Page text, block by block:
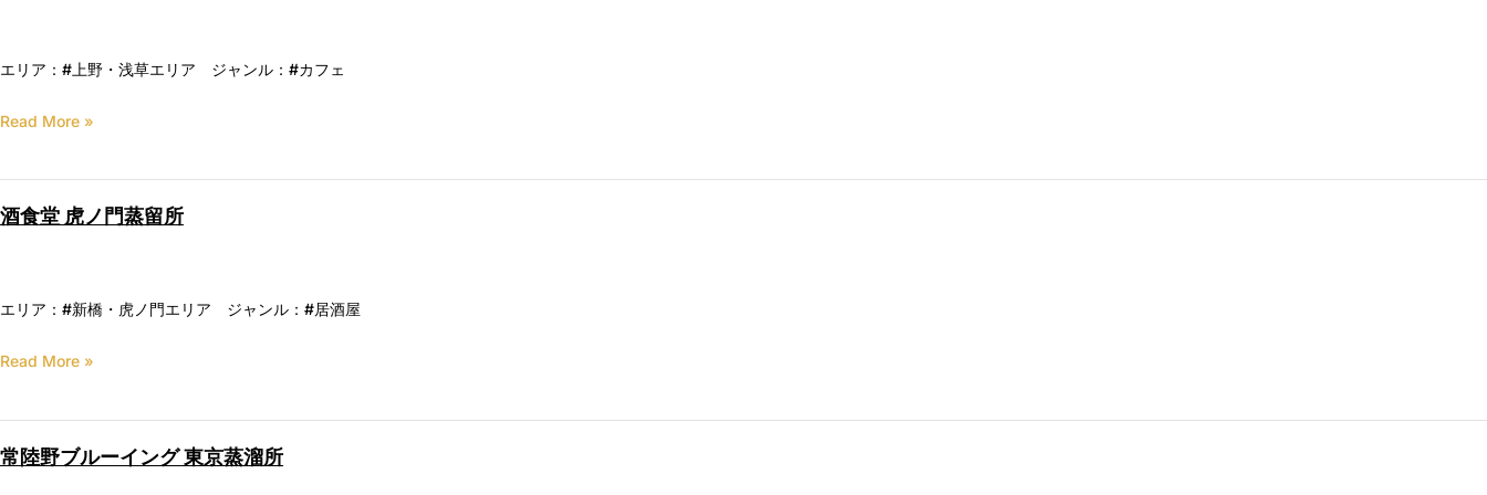
エリア：#上野・浅草エリア ジャンル：#カフェ
Read More »
酒食堂 虎ノ門蒸留所
エリア：#新橋・虎ノ門エリア ジャンル：#居酒屋
Read More »
常陸野ブルーイング 東京蒸溜所